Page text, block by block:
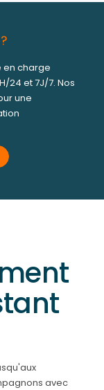
en charge
24 et 7J/7. Nos
une
avec